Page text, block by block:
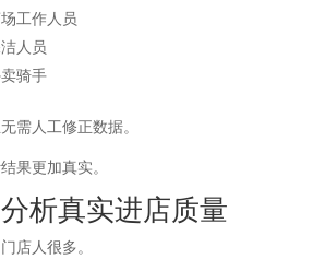
工作人员
人员
骑手
需人工修正数据。
果更加真实。
析真实进店质量
店人很多。